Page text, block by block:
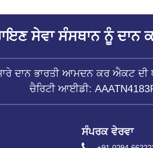
ਸੇਵਾ ਸੰਸਥਾਨ ਨੂੰ ਦਾਨ
ਦਾਨ ਭਾਰਤੀ ਆਮਦਨ ਕਰ ਐਕਟ ਦੀ
ਚੈਰਿਟੀ ਆਈਡੀ:
ਸੰਪਰਕ ਵੇਰਵਾ